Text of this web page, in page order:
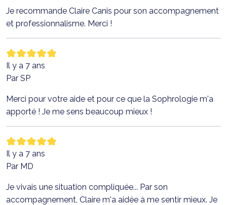
Je recommande Claire Canis pour son accompagnement
et professionnalisme. Merci !
Il y a 7 ans
Par SP
Merci pour votre aide et pour ce que la Sophrologie m'a
apporté ! Je me sens beaucoup mieux !
Il y a 7 ans
Par MD
Je vivais une situation compliquée... Par son
accompagnement, Claire m'a aidée à me sentir mieux. Je